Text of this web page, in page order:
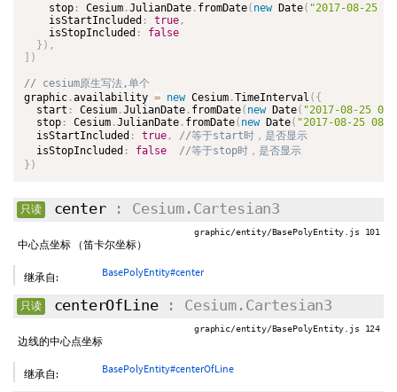
    stop
: Cesium .JulianDate . fromDate( new Date( "2017-08-25
    isStartIncluded
: true ,
    isStopIncluded
:
false
} ) ,
)
graphic .availability = new Cesium .TimeInterval ( {
  start
: Cesium .JulianDate . fromDate( new Date( "2017-08-25
  stop
: Cesium .JulianDate . fromDate( new Date( "2017-08-25
  isStartIncluded
: true ,
  isStopIncluded
: false
} )
只读 center: Cesium.Cartesian3
graphic/entity/BasePolyEntity.js 101
中心点坐标 （笛卡尔坐标）
继承自: BasePolyEntity#center
只读 centerOfLine: Cesium.Cartesian3
graphic/entity/BasePolyEntity.js 124
边线的中心点坐标
继承自: BasePolyEntity#centerOfLine